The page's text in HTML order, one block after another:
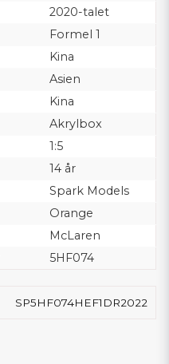
2020-talet
Formel 1
Kina
Asien
Kina
Akrylbox
1:5
14 år
Spark Models
Orange
McLaren
5HF074
SP5HF074HEF1DR2022